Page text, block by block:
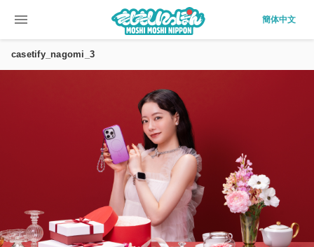
menu 簡体中文
casetify_nagomi_3